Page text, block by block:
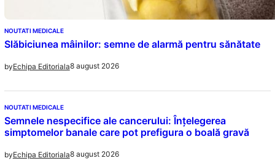
NOUTATI MEDICALE
Slăbiciunea mâinilor: semne de alarmă pentru sănătate
byEchipa Editoriala8 august 2026
NOUTATI MEDICALE
Semnele nespecifice ale cancerului: Înțelegerea
simptomelor banale care pot prefigura o boală gravă
byEchipa Editoriala8 august 2026